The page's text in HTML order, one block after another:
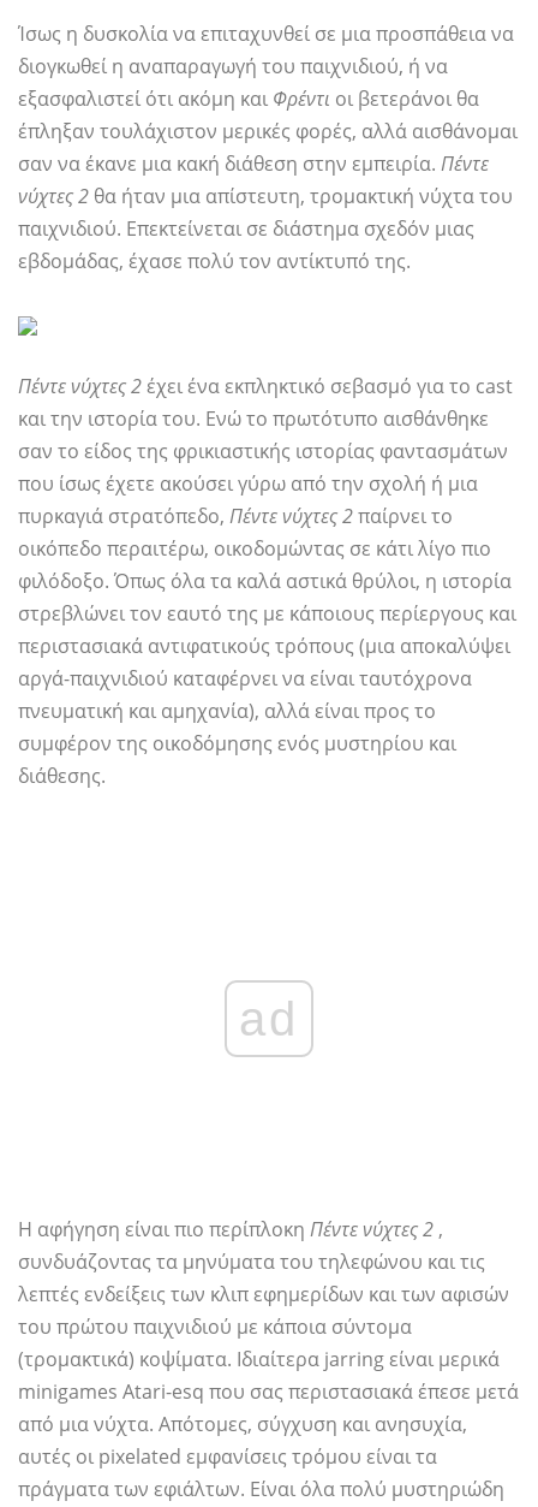
Ίσως η δυσκολία να επιταχυνθεί σε μια προσπάθεια να
διογκωθεί η αναπαραγωγή του παιχνιδιού, ή να
εξασφαλιστεί ότι ακόμη και Φρέντι οι βετεράνοι θα
έπληξαν τουλάχιστον μερικές φορές, αλλά αισθάνομαι
σαν να έκανε μια κακή διάθεση στην εμπειρία. Πέντε
νύχτες 2 θα ήταν μια απίστευτη, τρομακτική νύχτα του
παιχνιδιού. Επεκτείνεται σε διάστημα σχεδόν μιας
εβδομάδας, έχασε πολύ τον αντίκτυπό της.
Πέντε νύχτες 2έχει ένα εκπληκτικό σεβασμό για το cast
και την ιστορία του. Ενώ το πρωτότυπο αισθάνθηκε
σαν το είδος της φρικιαστικής ιστορίας φαντασμάτων
που ίσως έχετε ακούσει γύρω από την σχολή ή μια
πυρκαγιά στρατόπεδο, Πέντε νύχτες 2παίρνει το
οικόπεδο περαιτέρω, οικοδομώντας σε κάτι λίγο πιο
φιλόδοξο. Όπως όλα τα καλά αστικά θρύλοι, η ιστορία
στρεβλώνει τον εαυτό της με κάποιους περίεργους και
περιστασιακά αντιφατικούς τρόπους (μια αποκαλύψει
αργά-παιχνιδιού καταφέρνει να είναι ταυτόχρονα
πνευματική και αμηχανία), αλλά είναι προς το
συμφέρον της οικοδόμησης ενός μυστηρίου και
διάθεσης.
ad
Η αφήγηση είναι πιο περίπλοκη Πέντε νύχτες 2 ,
συνδυάζοντας τα μηνύματα του τηλεφώνου και τις
λεπτές ενδείξεις των κλιπ εφημερίδων και των αφισών
του πρώτου παιχνιδιού με κάποια σύντομα
(τρομακτικά) κοψίματα. Ιδιαίτερα jarring είναι μερικά
minigames Atari-esq που σας περιστασιακά έπεσε μετά
από μια νύχτα. Απότομες, σύγχυση και ανησυχία,
αυτές οι pixelated εμφανίσεις τρόμου είναι τα
πράγματα των εφιάλτων. Είναι όλα πολύ μυστηριώδη